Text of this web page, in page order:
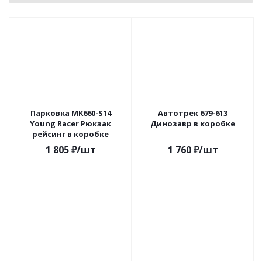
Парковка MK660-S14
Young Racer Рюкзак
рейсинг в коробке
1 805₽/шт
Автотрек 679-613
Динозавр в коробке
1 760₽/шт